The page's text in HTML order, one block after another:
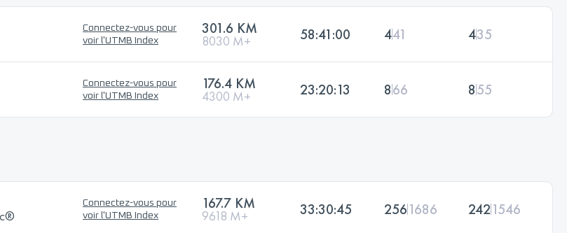
Connectez-vous pour
voir l'UTMB Index
301.6 KM
8030 M+ 58:41:00 441 435
Connectez-vous pour
voir l'UTMB Index
176.4 KM
4300 M+ 23:20:13 866 855
Connectez-vous pour
voir l'UTMB Index
167.7 KM
9618 M+ 33:30:45 2561686 2421546